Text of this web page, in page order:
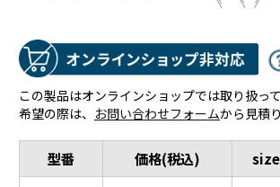
この製品はオンラインショップでは取り扱っ
希望の際は、 お問い合わせフォームから見積
型番 価格(税込) size